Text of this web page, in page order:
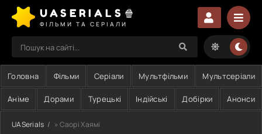
UASERIALS🍿
ФІЛЬМИ ТА СЕРІАЛИ
Головна Фільми Серіали Мультфільми Мультсеріали
Аніме Дорами Турецькі Індійські Добірки Анонси
UASerials » Саорі Хаямі